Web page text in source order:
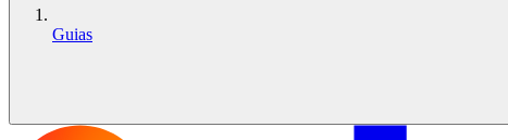
Guias